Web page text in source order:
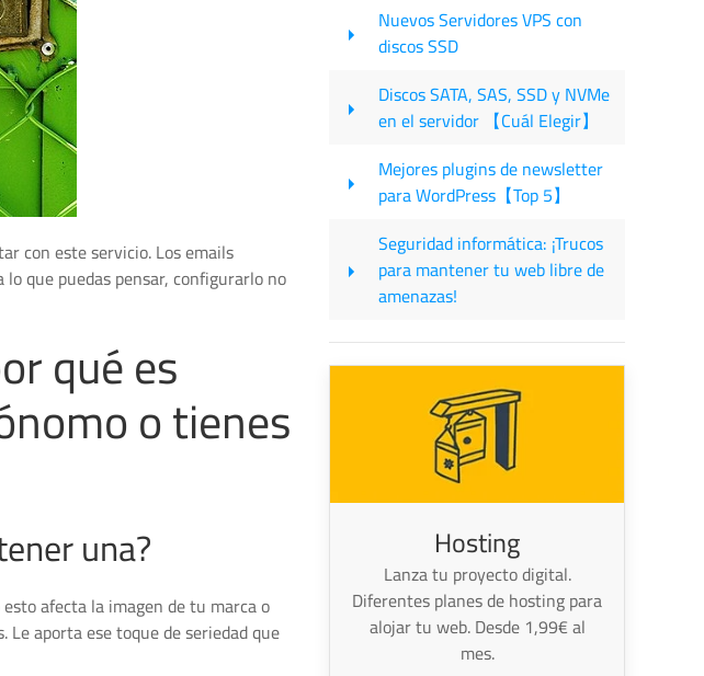
con este servicio. Los emails
que puedas pensar, configurarlo no
qué es
o tienes
una?
afecta la imagen de tu marca o
aporta ese toque de seriedad que
Nuevos Servidores VPS con
discos SSD
Discos SATA, SAS, SSD y NVMe
en el servidor 【Cuál Elegir】
Mejores plugins de newsletter
para WordPress【Top 5】
Seguridad informática: ¡Trucos
para mantener tu web libre de
amenazas!
Hosting
Lanza tu proyecto digital.
Diferentes planes de hosting para
alojar tu web. Desde 1,99€ al
mes.